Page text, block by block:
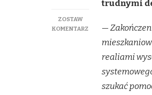
ZOSTAW
KOMENTARZ
KONIEC
PROGRAMU
DOPŁAT
KREDYTÓW.
trudnymi
—
realiami
szukać